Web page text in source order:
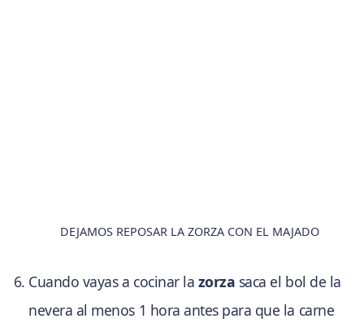
DEJAMOS REPOSAR LA ZORZA CON EL MAJADO
Cuando vayas a cocinar la zorza saca el bol de la
nevera al menos 1 hora antes para que la carne